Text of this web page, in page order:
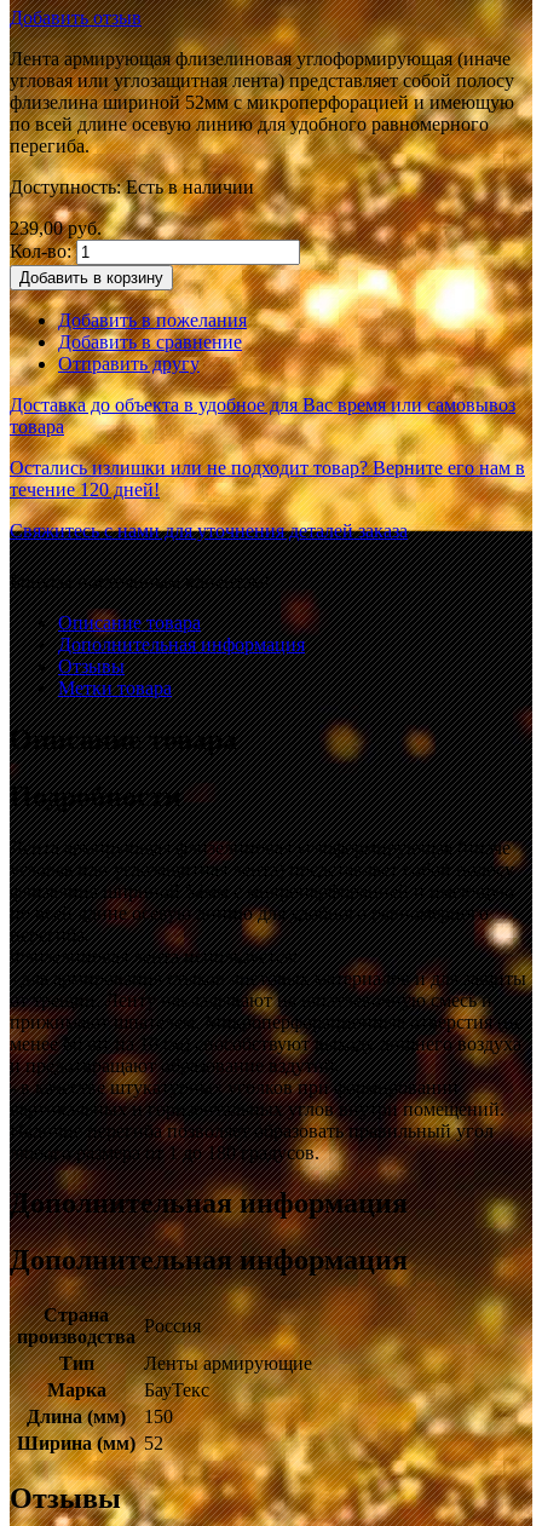
Добавить отзыв
Лента армирующая флизелиновая углоформирующая (иначе
угловая или углозащитная лента) представляет собой полосу
флизелина шириной 52мм с микроперфорацией и имеющую
по всей длине осевую линию для удобного равномерного
перегиба.
Доступность:Есть в наличии
239,00 руб.
Кол-во:
Добавить в корзину
Добавить в пожелания
Добавить в сравнение
Отправить другу
Доставка до объекта в удобное для Вас время или самовывоз
товара
Остались излишки или не подходит товар? Верните его нам в
течение 120 дней!
Свяжитесь с нами для уточнения деталей заказа
Бонусы постоянным клиентам!
Описание товара
Дополнительная информация
Отзывы
Метки товара
Описание товара
Подробности
Лента армирующая флизелиновая углоформирующая (иначе
угловая или углозащитная лента) представляет собой полосу
флизелина шириной 52мм с микроперфорацией и имеющую
по всей длине осевую линию для удобного равномерного
перегиба.
Флизелиновая лента используется:
- для армирования стыков листовых материалов и для защиты
от трещин. Ленту накладывают на шпатлевочную смесь и
прижимают шпателем. Микроперфорационные отверстия (не
менее 60 шт на 10 см) способствуют выходу лишнего воздуха
и предотвращают образование вздутий.
- в качестве штукатурных уголков при формировании
вертикальных и горизонтальных углов внутри помещений.
Наличие перегиба позволяет образовать правильный угол
любого размера от 1 до 180 градусов.
Дополнительная информация
Дополнительная информация
Страна
производства
Россия
Тип
Ленты армирующие
Марка
БауТекс
Длина (мм)
150
Ширина (мм) 52
Отзывы